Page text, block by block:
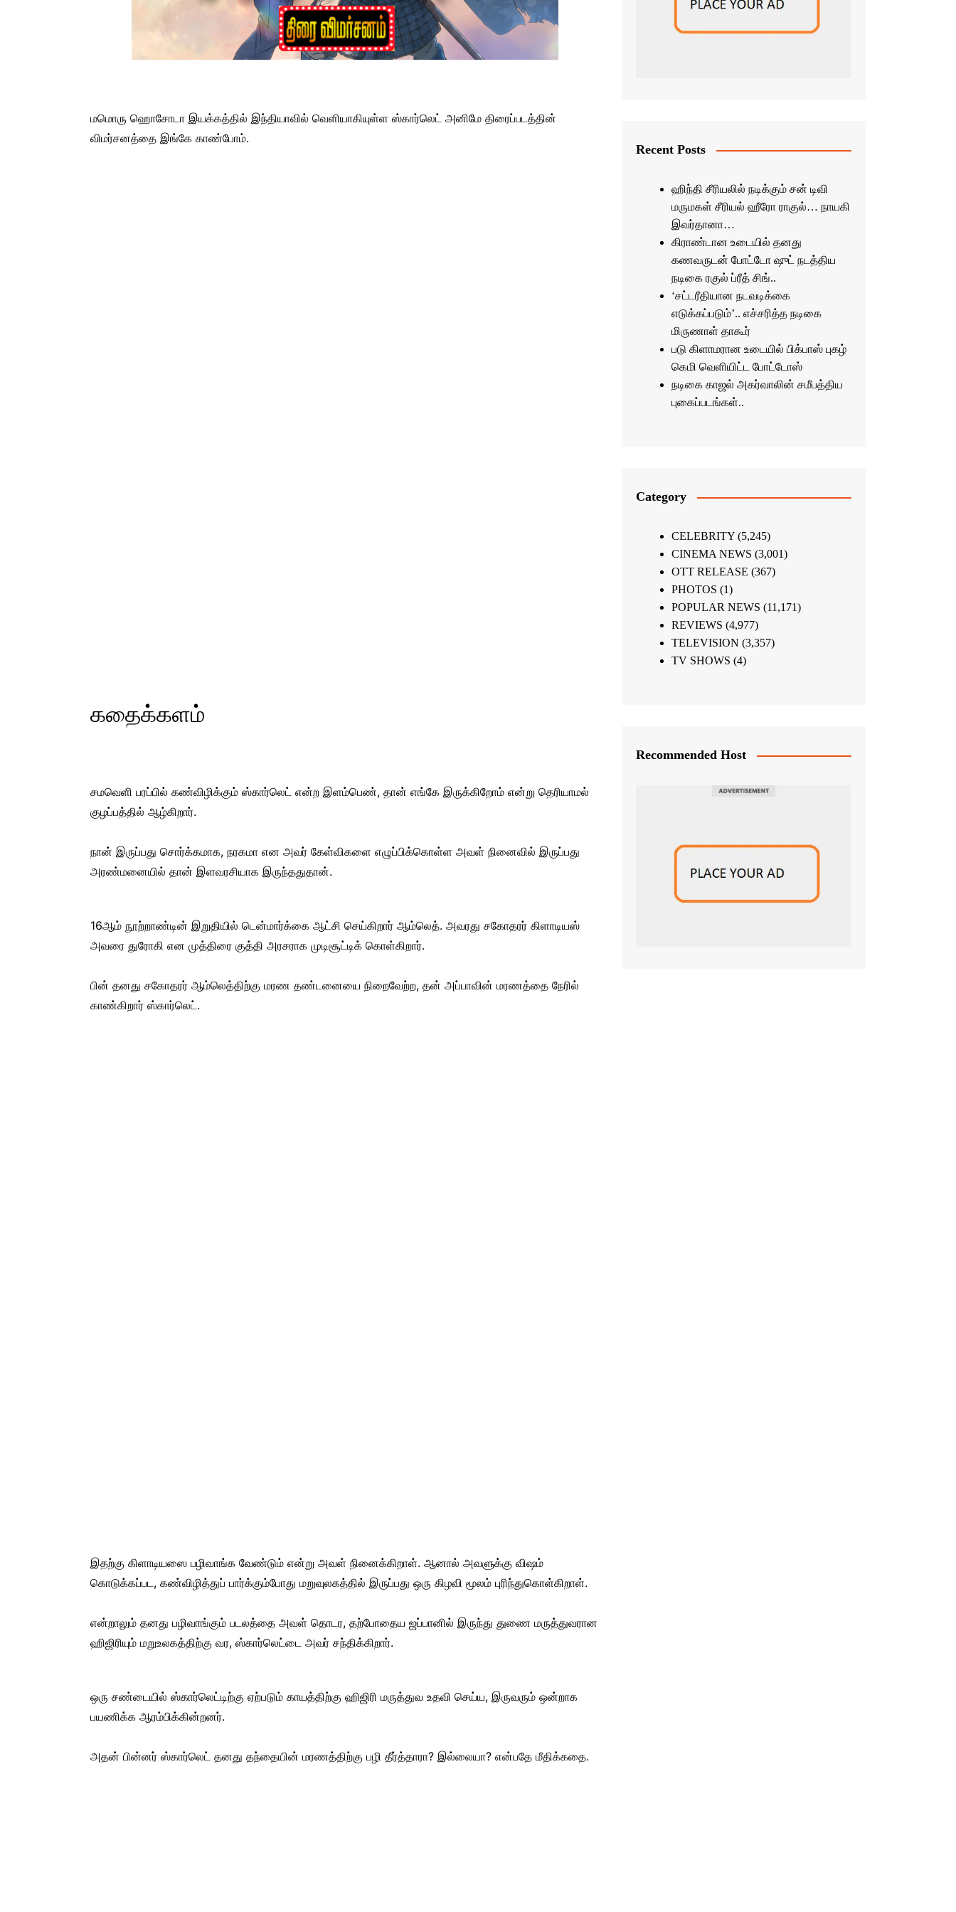
மமொரு ஹொசோடா இயக்கத்தில் இந்தியாவில் வெளியாகியுள்ள ஸ்கார்லெட் அனிமே திரைப்படத்தின்
விமர்சனத்தை இங்கே காண்போம்.
கதைக்களம்
சமவெளி பரப்பில் கண்விழிக்கும் ஸ்கார்லெட் என்ற இளம்பெண், தான் எங்கே இருக்கிறோம் என்று தெரியாமல்
குழப்பத்தில் ஆழ்கிறார்.
நான் இருப்பது சொர்க்கமாக, நரகமா என அவர் கேள்விகளை எழுப்பிக்கொள்ள அவள் நினைவில் இருப்பது
அரண்மனையில் தான் இளவரசியாக இருந்ததுதான்.
16ஆம் நூற்றாண்டின் இறுதியில் டென்மார்க்கை ஆட்சி செய்கிறார் ஆம்லெத். அவரது சகோதரர் கிளாடியஸ்
அவரை துரோகி என முத்திரை குத்தி அரசராக முடிசூட்டிக் கொள்கிறார்.
பின் தனது சகோதரர் ஆம்லெத்திற்கு மரண தண்டனையை நிறைவேற்ற, தன் அப்பாவின் மரணத்தை நேரில்
காண்கிறார் ஸ்கார்லெட்.
இதற்கு கிளாடியஸை பழிவாங்க வேண்டும் என்று அவள் நினைக்கிறாள். ஆனால் அவளுக்கு விஷம்
கொடுக்கப்பட, கண்விழித்துப் பார்க்கும்போது மறுவுலகத்தில் இருப்பது ஒரு கிழவி மூலம் புரிந்துகொள்கிறாள்.
என்றாலும் தனது பழிவாங்கும் படலத்தை அவள் தொடர, தற்போதைய ஜப்பானில் இருந்து துணை மருத்துவரான
ஹிஜிரியும் மறுஉலகத்திற்கு வர, ஸ்கார்லெட்டை அவர் சந்திக்கிறார்.
ஒரு சண்டையில் ஸ்கார்லெட்டிற்கு ஏற்படும் காயத்திற்கு ஹிஜிரி மருத்துவ உதவி செய்ய, இருவரும் ஒன்றாக
பயணிக்க ஆரம்பிக்கின்றனர்.
அதன் பின்னர் ஸ்கார்லெட் தனது தந்தையின் மரணத்திற்கு பழி தீர்த்தாரா? இல்லையா? என்பதே மீதிக்கதை.
Recent Posts
ஹிந்தி சீரியலில் நடிக்கும் சன் டிவி
மருமகள் சீரியல் ஹீரோ ராகுல்… நாயகி
இவர்தானா…
கிராண்டான உடையில் தனது
கணவருடன் போட்டோ ஷுட் நடத்திய
நடிகை ரகுல் ப்ரீத் சிங்..
‘சட்டரீதியான நடவடிக்கை
எடுக்கப்படும்’.. எச்சரித்த நடிகை
மிருணாள் தாகூர்
படு கிளாமரான உடையில் பிக்பாஸ் புகழ்
கெமி வெளியிட்ட போட்டோஸ்
நடிகை காஜல் அகர்வாலின் சமீபத்திய
புகைப்படங்கள்..
Category
CELEBRITY(5,245)
CINEMA NEWS (3,001)
OTT RELEASE (367)
PHOTOS (1)
POPULAR NEWS (11,171)
REVIEWS (4,977)
TELEVISION (3,357)
TV SHOWS (4)
Recommended Host